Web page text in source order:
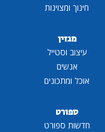
חינוך ומצוינות
מגזין
עיצוב וסטייל
אנשים
אוכל ומתכונים
ספורט
חדשות ספורט